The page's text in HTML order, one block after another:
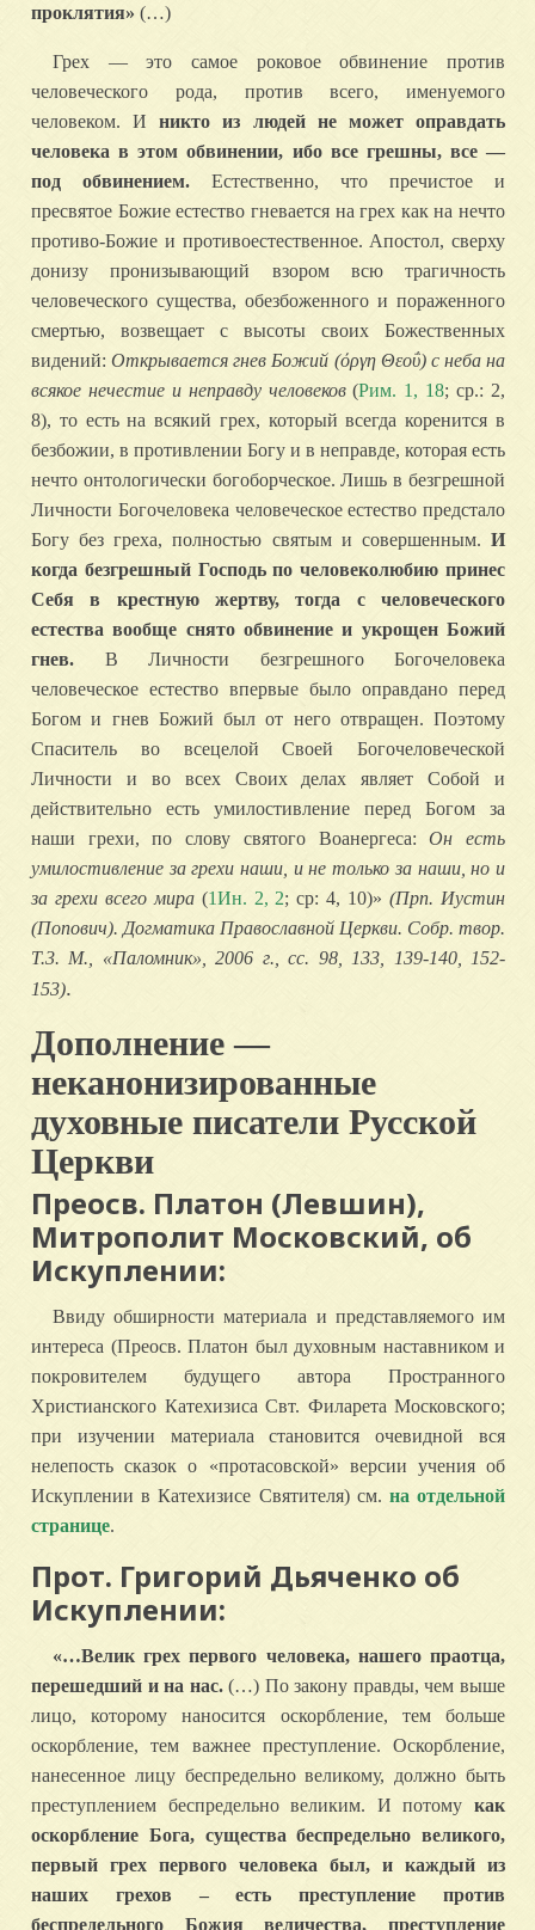
проклятия» (…)
Грех — это самое роковое обвинение против
человеческого рода, против всего, именуемого
человеком. Иникто из людей не может оправдать
человека в этом обвинении, ибо все грешны, все —
под обвинением. Естественно, что пречистое и
пресвятое Божие естество гневается на грех как на нечто
противо-Божие и противоестественное. Апостол, сверху
донизу пронизывающий взором всю трагичность
человеческого существа, обезбоженного и пораженного
смертью, возвещает с высоты своих Божественных
видений:Открывается гнев Божий (όργη Θεοΰ) с неба на
всякое нечестие и неправду человеков(Рим. 1, 18; ср.: 2,
8), то есть на всякий грех, который всегда коренится в
безбожии, в противлении Богу и в неправде, которая есть
нечто онтологически богоборческое. Лишь в безгрешной
Личности Богочеловека человеческое естество предстало
Богу без греха, полностью святым и совершенным. И
когда безгрешный Господь по человеколюбию принес
Себя в крестную жертву, тогда с человеческого
естества вообще снято обвинение и укрощен Божий
гнев. В Личности безгрешного Богочеловека
человеческое естество впервые было оправдано перед
Богом и гнев Божий был от него отвращен. Поэтому
Спаситель во всецелой Своей Богочеловеческой
Личности и во всех Своих делах являет Собой и
действительно есть умилостивление перед Богом за
наши грехи, по слову святого Воанергеса:Он есть
умилостивление за грехи наши, и не только за наши, но и
за грехи всего миpa(1Ин. 2, 2; ср: 4, 10)»(Прп. Иустин
(Попович). Догматика Православной Церкви. Собр. твор.
Т.3. М., «Паломник», 2006 г., сс. 98, 133, 139-140, 152-
153).
Дополнение —
неканонизированные
духовные писатели Русской
Церкви
Преосв. Платон (Левшин),
Митрополит Московский, об
Искуплении:
Ввиду обширности материала и представляемого им
интереса (Преосв. Платон был духовным наставником и
покровителем будущего автора Пространного
Христианского Катехизиса Свт. Филарета Московского;
при изучении материала становится очевидной вся
нелепость сказок о «протасовской» версии учения об
Искуплении в Катехизисе Святителя) см. на отдельной
странице.
Прот. Григорий Дьяченко об
Искуплении:
«…Велик грех первого человека, нашего праотца,
перешедший и на нас.(…) По закону правды, чем выше
лицо, которому наносится оскорбление, тем больше
оскорбление, тем важнее преступление. Оскорбление,
нанесенное лицу беспредельно великому, должно быть
преступлением беспредельно великим. И потому как
оскорбление Бога, существа беспредельно великого,
первый грех первого человека был, и каждый из
наших грехов – есть преступление против
беспредельного Божия величества, преступление